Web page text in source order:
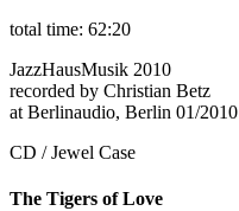
total time: 62:20
JazzHausMusik 2010
recorded by Christian Betz
at Berlinaudio, Berlin 01/2010
CD / Jewel Case
The Tigers of Love